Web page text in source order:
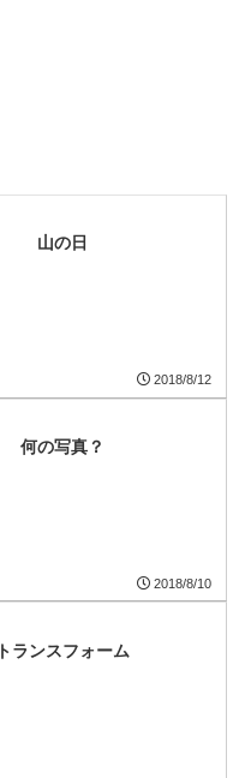
山の日
2018/8/12
何の写真？
2018/8/10
トランスフォーム